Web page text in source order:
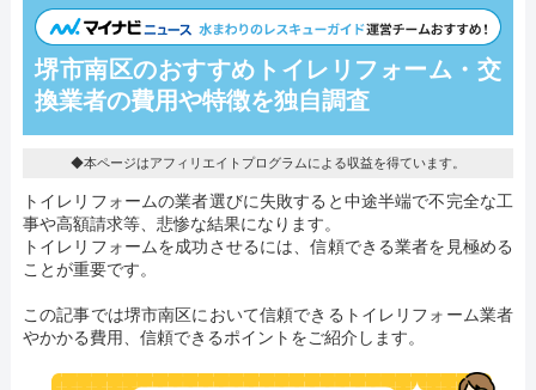
堺市南区のおすすめトイレリフォーム・交
換業者の費用や特徴を独自調査
◆本ページはアフィリエイトプログラムによる収益を得ています。
トイレリフォームの業者選びに失敗すると中途半端で不完全な工
事や高額請求等、悲惨な結果になります。
トイレリフォームを成功させるには、信頼できる業者を見極める
ことが重要です。
この記事では堺市南区において信頼できるトイレリフォーム業者
やかかる費用、信頼できるポイントをご紹介します。